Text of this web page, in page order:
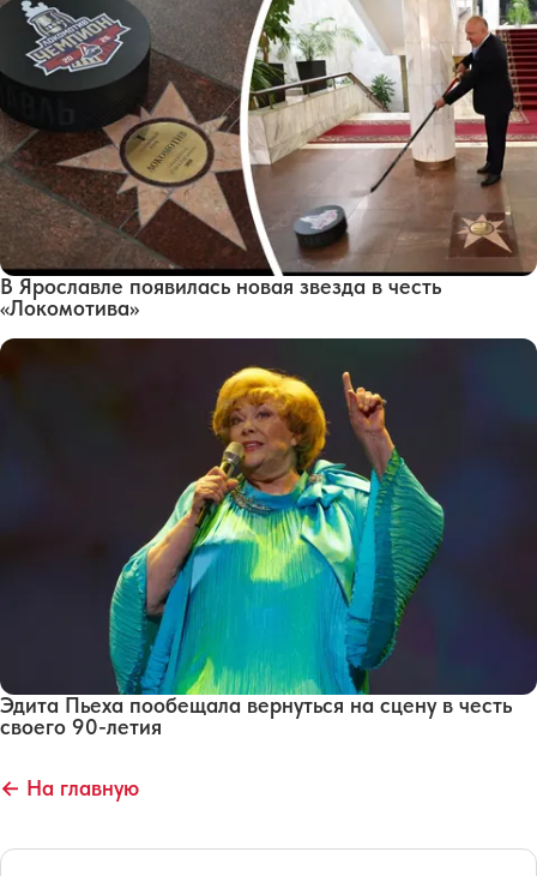
В Ярославле появилась новая звезда в честь
«Локомотива»
Эдита Пьеха пообещала вернуться на сцену в честь
своего 90-летия
← На главную